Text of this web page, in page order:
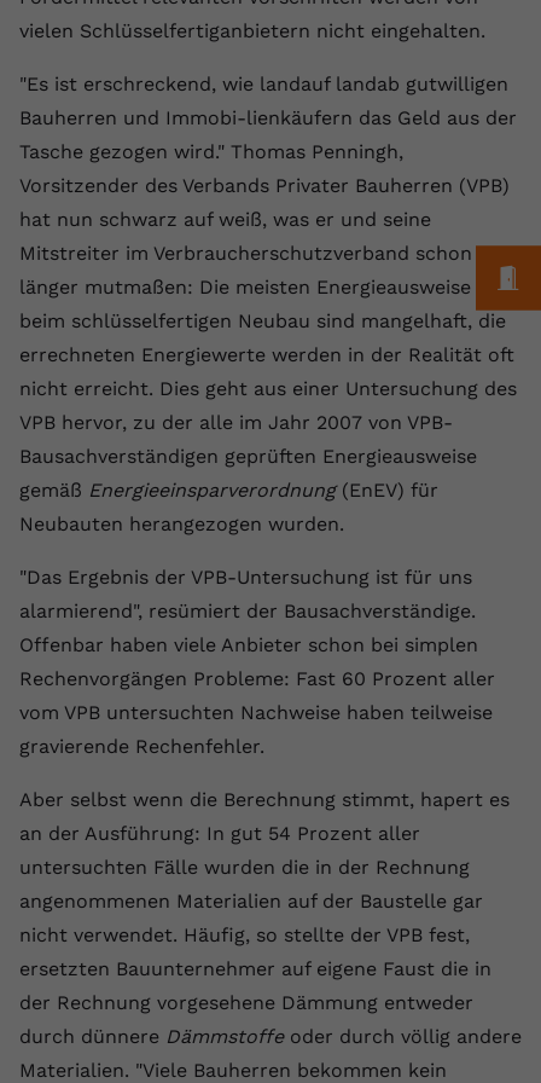
vielen Schlüsselfertiganbietern nicht eingehalten.
"Es ist erschreckend, wie landauf landab gutwilligen
Bauherren und Immobi-lienkäufern das Geld aus der
Tasche gezogen wird." Thomas Penningh,
Vorsitzender des Verbands Privater Bauherren (VPB)
hat nun schwarz auf weiß, was er und seine
Mitstreiter im Verbraucherschutzverband schon
länger mutmaßen: Die meisten Energieausweise
beim schlüsselfertigen Neubau sind mangelhaft, die
errechneten Energiewerte werden in der Realität oft
nicht erreicht. Dies geht aus einer Untersuchung des
VPB hervor, zu der alle im Jahr 2007 von VPB-
Bausachverständigen geprüften Energieausweise
gemäß Energieeinsparverordnung(EnEV) für
Neubauten herangezogen wurden.
"Das Ergebnis der VPB-Untersuchung ist für uns
alarmierend", resümiert der Bausachverständige.
Offenbar haben viele Anbieter schon bei simplen
Rechenvorgängen Probleme: Fast 60 Prozent aller
vom VPB untersuchten Nachweise haben teilweise
gravierende Rechenfehler.
Aber selbst wenn die Berechnung stimmt, hapert es
an der Ausführung: In gut 54 Prozent aller
untersuchten Fälle wurden die in der Rechnung
angenommenen Materialien auf der Baustelle gar
nicht verwendet. Häufig, so stellte der VPB fest,
ersetzten Bauunternehmer auf eigene Faust die in
der Rechnung vorgesehene Dämmung entweder
durch dünnere Dämmstoffeoder durch völlig andere
Materialien. "Viele Bauherren bekommen kein
Laufzeit 1 Jahr
Einstellungen. Unter anderem eine
zufällig generierte ID, für die
vorgenommen Einstellungen, falls der
Webseiten-Betreiber dies eingestellt
hat.
Name fe_typo_user
Anbieter VPB.de
Laufzeit Session
Dieses Cookie wird verwendet, um die
Benutzereinstellungen zu ermöglichen.
Zweck
wiederzuerkennen und statistische
Informationen zur Nutzung der
Website zu erfassen.
Name _gcl au
Laufzeit 90 Tage
Wird von Google Ads für das
Conversion-Tracking verwendet, um
Werbeklicks der Nutzung auf unserer
Website zuzuordnen.
Cookie-Informationen anzeigen
Externe Inhalte
um Ihnen zusätzliche Informationen anzubieten.
Name vuid
Anbieter vimeo.com
Laufzeit 2 Jahre
Zweck
Vimeo installiert dieses Cookie, um
Tracking-Informationen zu sammeln,
indem es eine eindeutige ID zum
Einbetten von Videos auf der Website
Name CONSENT
Anbieter youtube.com
Laufzeit 2 Jahre
Zweck
YouTube setzt dieses Cookie über
eingebettete YouTube-Videos und
Name yt-remote-device-id
Anbieter Youtube.com
Laufzeit Session
Zweck
YouTube setzt diesen Cookie, um die
speichern, der eingebettete YouTube-
Videos verwendet.
Cookie-Informationen anzeigen